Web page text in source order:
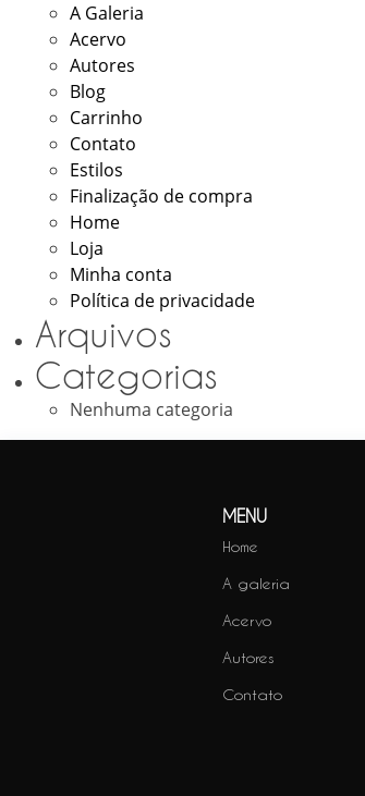
A Galeria
Acervo
Autores
Blog
Carrinho
Contato
Estilos
Finalização de compra
Home
Loja
Minha conta
Política de privacidade
Arquivos
Categorias
Nenhuma categoria
MENU
Home
A galeria
Acervo
Autores
Contato